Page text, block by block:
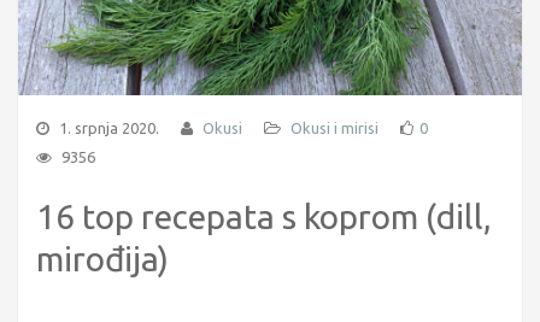
1. srpnja 2020. Okusi Okusi i mirisi
0
9356
16 top recepata s koprom (dill,
mirođija)